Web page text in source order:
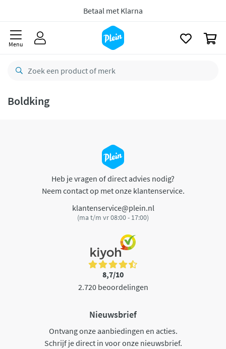
Betaal met Klarna
Menu
Boldking
Heb je vragen of direct advies nodig?
Neem contact op met onze klantenservice.
klantenservice@plein.nl
(ma t/m vr 08:00 - 17:00)
8,7/10
2.720 beoordelingen
Nieuwsbrief
Ontvang onze aanbiedingen en acties.
Schrijf je direct in voor onze nieuwsbrief.